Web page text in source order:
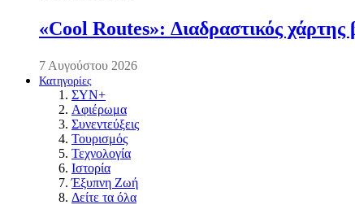
«Cool Routes»: Διαδραστικός χάρτης
7 Αυγούστου 2026
Κατηγορίες
ΣΥΝ+
Αφιέρωμα
Συνεντεύξεις
Τουρισμός
Τεχνολογία
Ιστορία
Έξυπνη Ζωή
Δείτε τα όλα